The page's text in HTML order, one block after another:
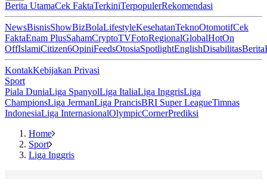
Berita UtamaCek FaktaTerkiniTerpopulerRekomendasi
NewsBisnisShowBizBolaLifestyleKesehatanTeknoOtomotifCek
FaktaEnam PlusSahamCryptoTVFotoRegionalGlobalHotOn
OffIslamiCitizen6OpiniFeedsOtosiaSpotlightEnglishDisabilitasBerita
KontakKebijakan Privasi
Sport
Piala DuniaLiga SpanyolLiga ItaliaLiga InggrisLiga
ChampionsLiga JermanLiga PrancisBRI Super LeagueTimnas
IndonesiaLiga InternasionalOlympicCornerPrediksi
Home
Sport
Liga Inggris